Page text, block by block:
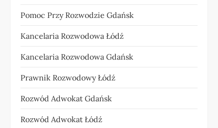
Pomoc Przy Rozwodzie Gdańsk
Kancelaria Rozwodowa Łódź
Kancelaria Rozwodowa Gdańsk
Prawnik Rozwodowy Łódź
Rozwód Adwokat Gdańsk
Rozwód Adwokat Łódź